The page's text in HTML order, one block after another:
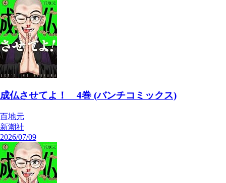
成仏させてよ！ 4巻 (バンチコミックス)
百地元
新潮社
2026/07/09